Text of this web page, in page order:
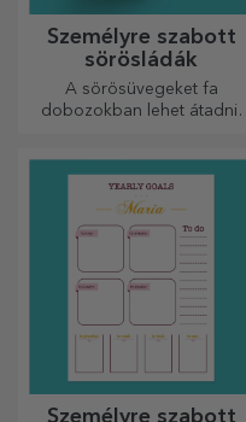
Személyre szabott
sörösládák
A sörösüvegeket fa
dobozokban lehet átadni,
lehet gravírozni.